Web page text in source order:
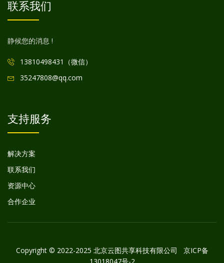
联系我们
静候您的消息 !
13810498431（微信）
35247808@qq.com
支持服务
解决方案
联系我们
资源中心
合作企业
Copyright © 2022-2025 北京云图共享科技有限公司 京ICP备
13018047号-2